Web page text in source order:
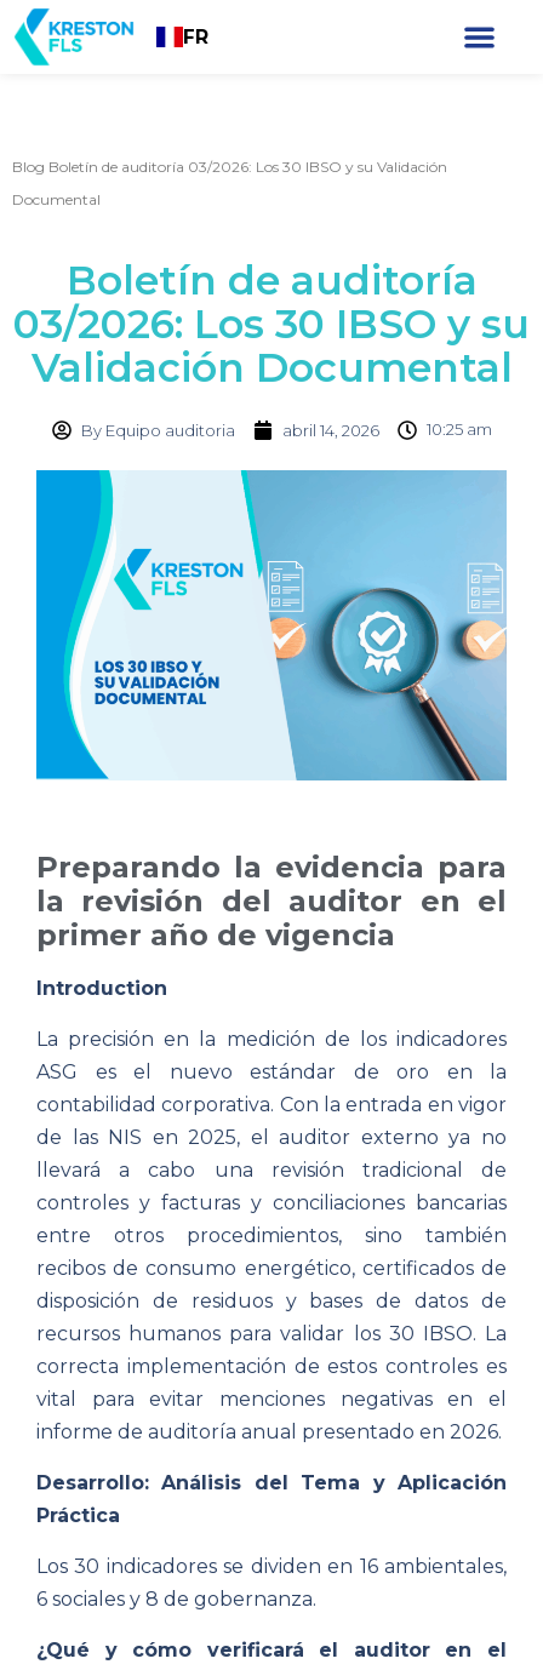
FR
Blog Boletín de auditoría 03/2026: Los 30 IBSO y su Validación
Documental
Boletín de auditoría
03/2026: Los 30 IBSO y su
Validación Documental
ByEquipo auditoria abril 14, 2026 10:25 am
Preparando la evidencia para
la revisión del auditor en el
primer año de vigencia
Introduction
La precisión en la medición de los indicadores
ASG es el nuevo estándar de oro en la
contabilidad corporativa. Con la entrada en vigor
de las NIS en 2025, el auditor externo ya no
llevará a cabo una revisión tradicional de
controles y facturas y conciliaciones bancarias
entre otros procedimientos, sino también
recibos de consumo energético, certificados de
disposición de residuos y bases de datos de
recursos humanos para validar los 30 IBSO. La
correcta implementación de estos controles es
vital para evitar menciones negativas en el
informe de auditoría anual presentado en 2026.
Desarrollo: Análisis del Tema y Aplicación
Práctica
Los 30 indicadores se dividen en 16 ambientales,
6 sociales y 8 de gobernanza.
¿Qué y cómo verificará el auditor en el